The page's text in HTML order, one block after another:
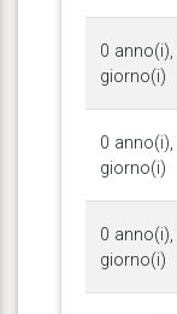
0
giorno(i)
0
giorno(i)
0
giorno(i)